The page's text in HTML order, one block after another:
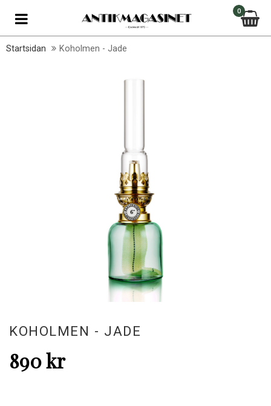
0
Startsidan Koholmen - Jade
KOHOLMEN - JADE
890 kr